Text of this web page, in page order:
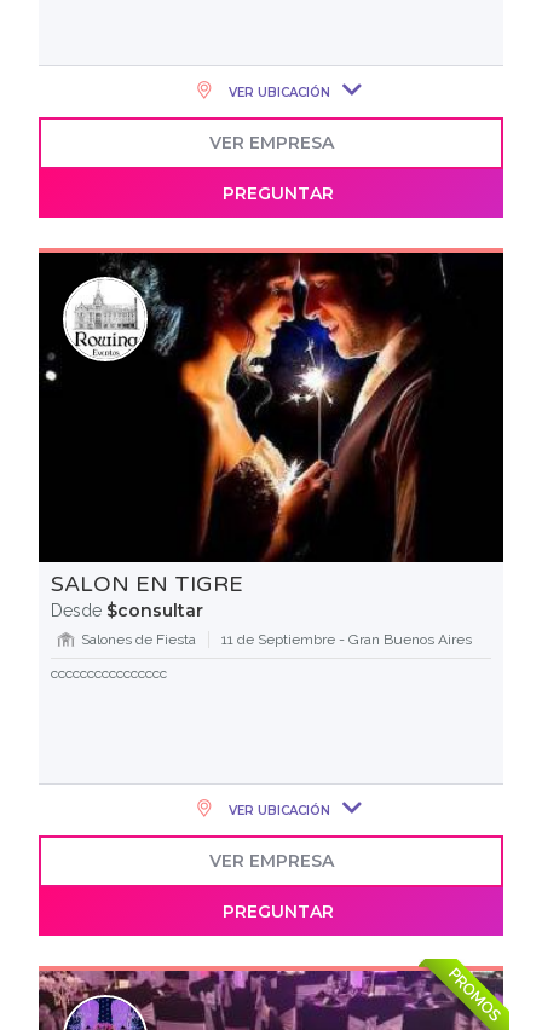
VER UBICACIÓN
VER EMPRESA
PREGUNTAR
SALON EN TIGRE
Desde $consultar
Salones de Fiesta
11 de Septiembre - Gran Buenos Aires
cccccccccccccccc
VER UBICACIÓN
VER EMPRESA
PREGUNTAR
PROMOS